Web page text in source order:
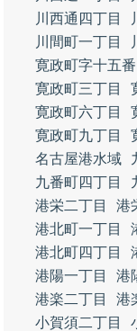
川西通四丁目
川間町一丁目
寛政町字十五番
寛政町三丁目
寛政町六丁目
寛政町九丁目
名古屋港水域
九番町四丁目
港栄二丁目
港
港北町一丁目
港北町四丁目
港陽一丁目
港
港楽二丁目
港
小賀須二丁目